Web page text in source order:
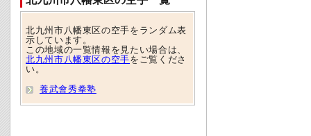
北九州市八幡東区の空手をランダム表
示しています。
この地域の一覧情報を見たい場合は、
北九州市八幡東区の空手をご覧くださ
い。
養武會秀拳塾